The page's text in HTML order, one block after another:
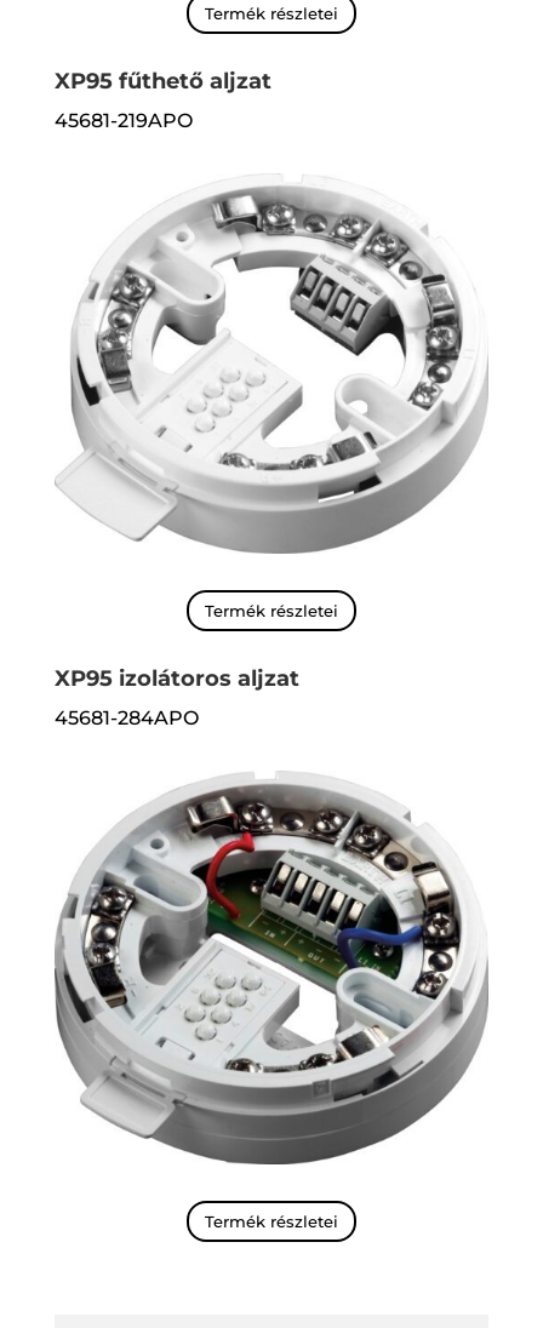
Termék részletei
XP95 fűthető aljzat
45681-219APO
Termék részletei
XP95 izolátoros aljzat
45681-284APO
Termék részletei